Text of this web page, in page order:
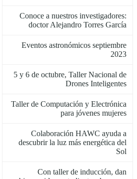
Conoce a nuestros investigadores:
doctor Alejandro Torres García
Eventos astronómicos septiembre
2023
5 y 6 de octubre, Taller Nacional de
Drones Inteligentes
Taller de Computación y Electrónica
para jóvenes mujeres
Colaboración HAWC ayuda a
descubrir la luz más energética del
Sol
Con taller de inducción, dan